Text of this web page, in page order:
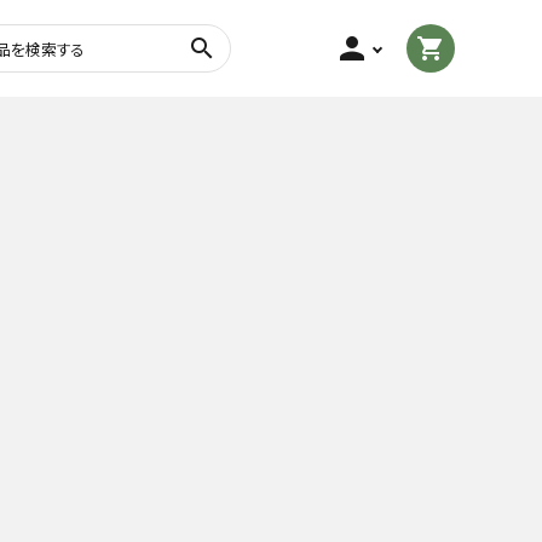
search person shopping_cart